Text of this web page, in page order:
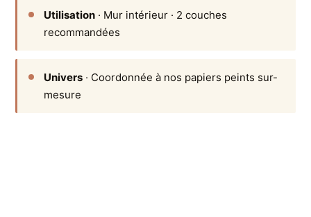
Utilisation · Mur intérieur · 2 couches
recommandées
Univers · Coordonnée à nos papiers peints sur-
mesure